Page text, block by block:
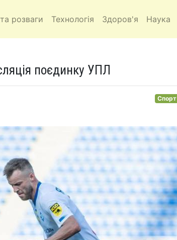
розваги Технологія Здоров'я Наука
поєдинку УПЛ
Спорт